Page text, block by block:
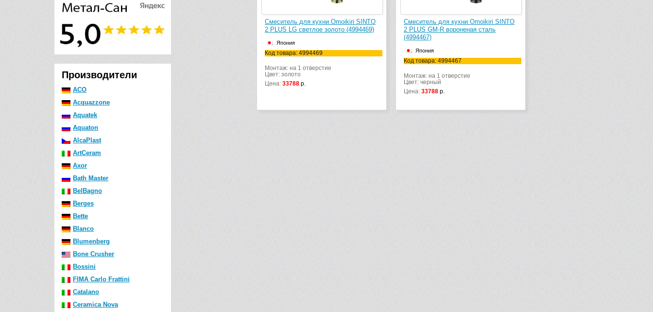
Производители
ACO
Acquazzone
Aquatek
Aquaton
AlcaPlast
ArtCeram
Axor
Bath Master
BelBagno
Berges
Bette
Blanco
Blumenberg
Bone Crusher
Bossini
FIMA Carlo Frattini
Catalano
Ceramica Nova
Смеситель для кухни Omoikiri SINTO
2 PLUS LG светлое золото (4994469)
Япония
Код товара: 4994469
Монтаж: на 1 отверстие
Цвет: золото
Цена: 33788 р.
Смеситель для кухни Omoikiri SINTO
2 PLUS GM-R вороненая сталь
(4994467)
Япония
Код товара: 4994467
Монтаж: на 1 отверстие
Цвет: черный
Цена: 33788 р.